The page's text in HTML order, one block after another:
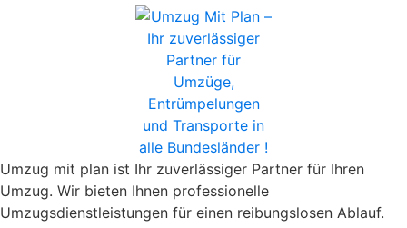
kostenlosen Vor-Ort-Besichtigung oder einem Video-Call,
um Ihren Bedarf genau zu ermitteln. Anschließend erstellen
wir ein unverbindliches Festpreisangebot, das alle Kosten
klar auflistet. So wissen Sie von Anfang an, woran Sie sind,
ohne versteckte Kosten. Unsere Festpreisangebote sind
individuell auf Ihre Bedürfnisse zugeschnitten und
garantieren Ihnen volle Kontrolle über Ihr Budget.
Was macht Umzug Mit Plan besonders?
Lokale Expertise:Als Umzugsunternehmen Hamburg
Umzug mit plan ist Ihr zuverlässiger Partner für Ihren
Umzug. Wir bieten Ihnen professionelle
Umzugsdienstleistungen für einen reibungslosen Ablauf.